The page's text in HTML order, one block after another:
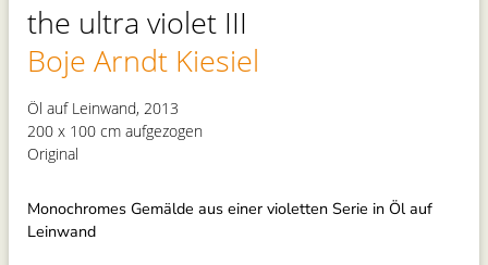
the ultra violet III
Boje Arndt Kiesiel
Öl auf Leinwand, 2013
200 x 100 cm aufgezogen
Original
Monochromes Gemälde aus einer violetten Serie in Öl auf
Leinwand